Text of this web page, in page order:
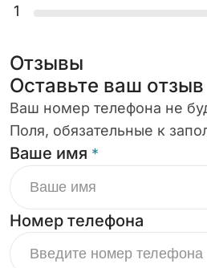
1
Отзывы
Оставьте ваш отзыв
Ваш номер телефона не
Поля, обязательные к
Ваше имя *
Номер телефона